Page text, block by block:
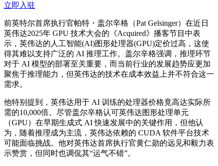
立即入驻
前英特尔首席执行官帕特・盖尔辛格（Pat Gelsinger）在近日
英伟达2025年 GPU 技术大会的《Acquired》播客节目中表
示，英伟达的人工智能(AI)图形处理器(GPU)定价过高，这使
得其难以支持广泛的 AI 推理工作。盖尔辛格强调，推理环节
对于 AI 模型的部署至关重要，而当前行业的发展趋势应更加
聚焦于推理能力，但英伟达的技术在成本效益上并不符合这一
需求。
他特别提到，英伟达用于 AI 训练的处理器价格竟高达实际所
需的10,000倍。尽管盖尔辛格认可英伟达图形处理单元
（GPU）在早期生成式 AI 快速发展中的关键作用，但他认
为，随着推理成为主流，英伟达依赖的 CUDA 软件平台技术
可能面临挑战。他对英伟达首席执行官黄仁勋的远见和毅力表
示赞赏，但同时也调侃其“运气不错”。